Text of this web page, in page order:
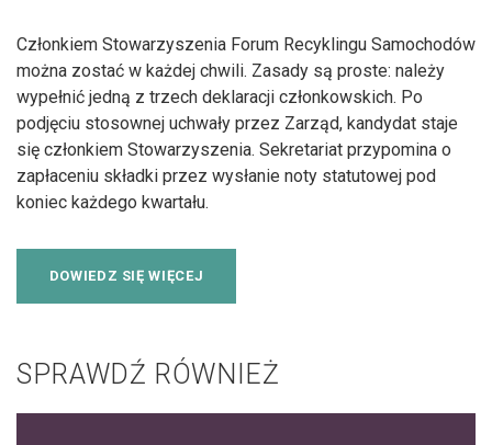
Członkiem Stowarzyszenia Forum Recyklingu Samochodów
można zostać w każdej chwili. Zasady są proste: należy
wypełnić jedną z trzech deklaracji członkowskich. Po
podjęciu stosownej uchwały przez Zarząd, kandydat staje
się członkiem Stowarzyszenia. Sekretariat przypomina o
zapłaceniu składki przez wysłanie noty statutowej pod
koniec każdego kwartału.
DOWIEDZ SIĘ WIĘCEJ
SPRAWDŹ RÓWNIEŻ